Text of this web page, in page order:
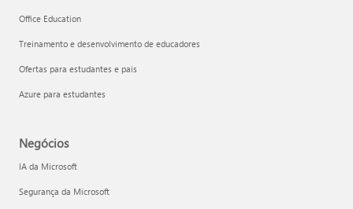
Office Education
Treinamento e desenvolvimento de educadores
Ofertas para estudantes e pais
Azure para estudantes
Negócios
IA da Microsoft
Segurança da Microsoft